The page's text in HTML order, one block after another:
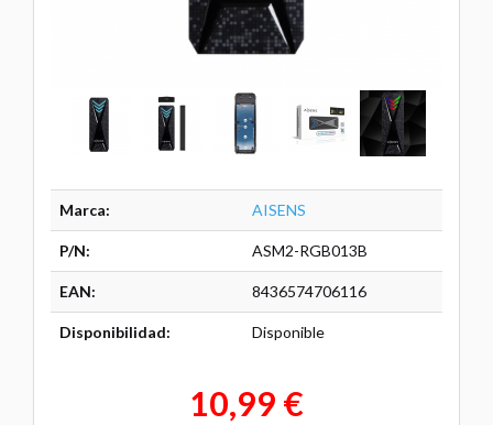
Marca: AISENS
P/N: ASM2-RGB013B
EAN: 8436574706116
Disponibilidad: Disponible
10,99 €